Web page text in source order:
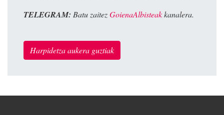
TELEGRAM: Batu zaitezGoienaAlbisteakkanalera.
Harpidetza aukera guztiak